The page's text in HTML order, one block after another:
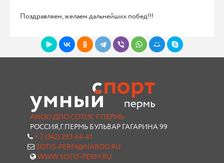
Поздравляем, желаем дальнейших побед!!!
АНОО ДПО СОТИС Г.ПЕРМЬ
РОССИЯ,Г.ПЕРМЬ БУЛЬВАР ГАГАРИНА 99
+ 7 (342) 293-64-41
SOTIS-PERM@NAROD.RU
WWW.SOTIS-PERM.RU